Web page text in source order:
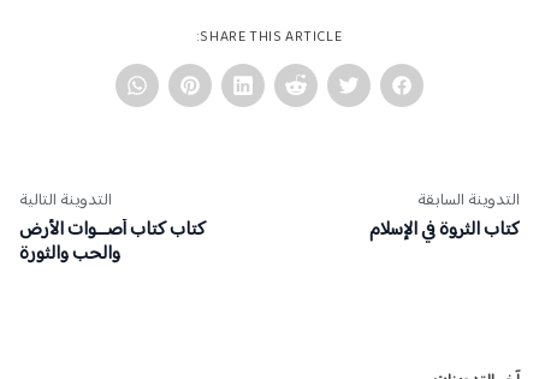
SHARE THIS ARTICLE:
السابقة
الثروة في الإسلام
التدوينة التالية
كتاب كتاب أصـــوات الأرض
والحب والثورة